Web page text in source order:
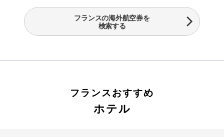
フランスの海外航空券を
検索する
フランスおすすめ
ホテル